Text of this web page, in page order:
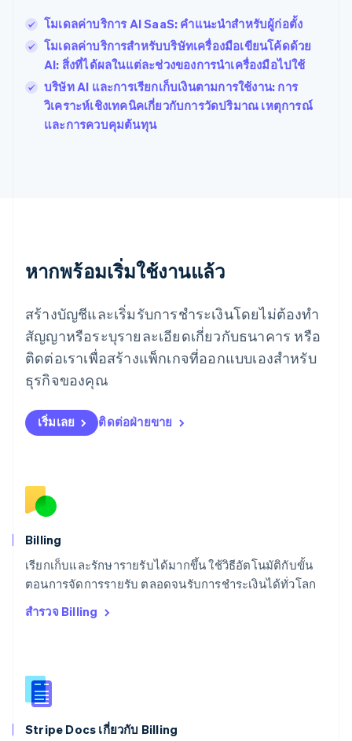
โมเดลค่าบริการ AI SaaS: คำแนะนำสำหรับผู้ก่อตั้ง
โมเดลค่าบริการสำหรับบริษัทเครื่องมือเขียนโค้ดด้วย
AI: สิ่งที่ได้ผลในแต่ละช่วงของการนำเครื่องมือไปใช้
บริษัท AI และการเรียกเก็บเงินตามการใช้งาน: การ
วิเคราะห์เชิงเทคนิคเกี่ยวกับการวัดปริมาณ เหตุการณ์
และการควบคุมต้นทุน
หากพร้อมเริ่มใช้งานแล้ว
สร้างบัญชีและเริ่มรับการชำระเงินโดยไม่ต้องทำ
สัญญาหรือระบุรายละเอียดเกี่ยวกับธนาคาร หรือ
ติดต่อเราเพื่อสร้างแพ็กเกจที่ออกแบบเองสำหรับ
ธุรกิจของคุณ
เริ่มเลย ติดต่อฝ่ายขาย
Billing
เรียกเก็บและรักษารายรับได้มากขึ้น ใช้วิธีอัตโนมัติกับขั้น
ตอนการจัดการรายรับ ตลอดจนรับการชำระเงินได้ทั่วโลก
สำรวจ Billing
Stripe Docs เกี่ยวกับ Billing
ฝรั่งเศส
FrançaisEnglish
ฟินแลนด์
EnglishSvenska
มอลตา
English
มาเลเซีย
简体中文
English
ลักเซมเบิร์ก
ลัตเวีย
English
ลิกเตนสไตน์
DeutschEnglish
ลิทัวเนีย
สเปน
EspañolEnglish
สโลวาเกีย
สวิตเซอร์แลนด์
Deutsch
สวีเดน
Svenska
สหรัฐอเมริกา
EnglishEspañol简体中文
English
English
สิงคโปร์
ออสเตรเลีย